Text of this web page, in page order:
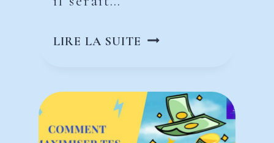
LIRE LA SUITE EXPLORER
PISTES
D’INVESTISSEMENT
APRÈS